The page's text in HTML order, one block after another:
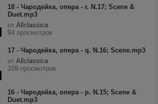
18 - Чародейка, опера - r. N.17; Scene &
Duet.mp3
отAllclassica
94 просмотров
17 - Чародейка, опера - q. N.16; Scene.mp3
отAllclassica
109 просмотров
16 - Чародейка, опера - p. N.15; Scene &
Duet.mp3